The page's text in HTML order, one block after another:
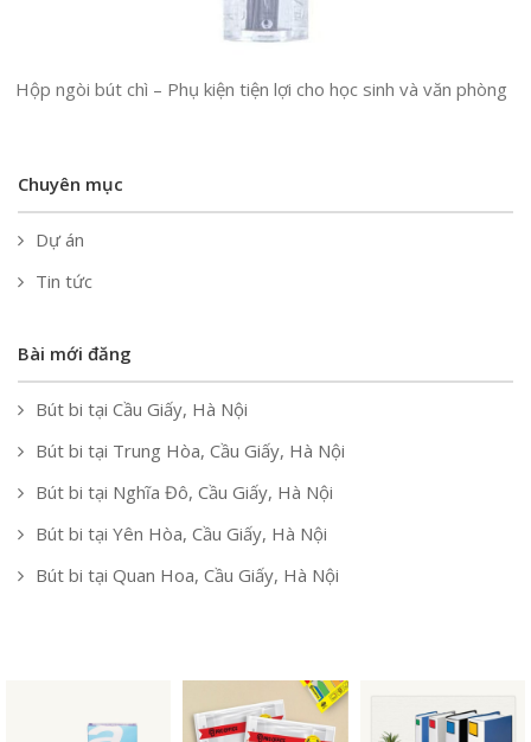
Hộp ngòi bút chì – Phụ kiện tiện lợi cho học sinh và văn phòng
Chuyên mục
Dự án
Tin tức
Bài mới đăng
Bút bi tại Cầu Giấy, Hà Nội
Bút bi tại Trung Hòa, Cầu Giấy, Hà Nội
Bút bi tại Nghĩa Đô, Cầu Giấy, Hà Nội
Bút bi tại Yên Hòa, Cầu Giấy, Hà Nội
Bút bi tại Quan Hoa, Cầu Giấy, Hà Nội